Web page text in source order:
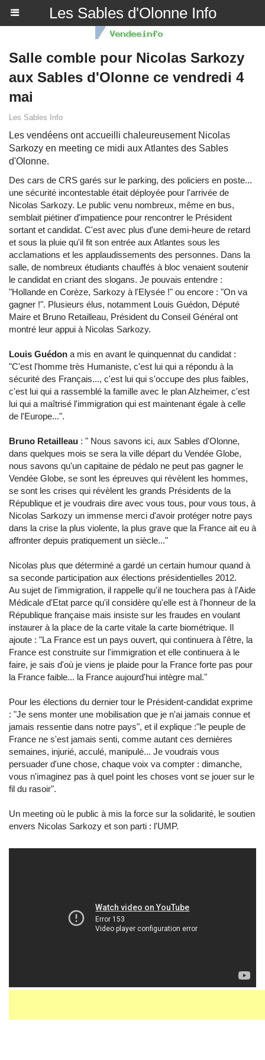
Les Sables d'Olonne Info
Salle comble pour Nicolas Sarkozy
aux Sables d'Olonne ce vendredi 4
mai
Les Sables Info
Les vendéens ont accueilli chaleureusement Nicolas
Sarkozy en meeting ce midi aux Atlantes des Sables
d'Olonne.
Des cars de CRS garés sur le parking, des policiers en poste...
une sécurité incontestable était déployée pour l'arrivée de
Nicolas Sarkozy. Le public venu nombreux, même en bus,
semblait piétiner d'impatience pour rencontrer le Président
sortant et candidat. C'est avec plus d'une demi-heure de retard
et sous la pluie qu'il fit son entrée aux Atlantes sous les
acclamations et les applaudissements des personnes. Dans la
salle, de nombreux étudiants chauffés à bloc venaient soutenir
le candidat en criant des slogans. Je pouvais entendre :
"Hollande en Corèze, Sarkozy à l'Elysée !" ou encore : "On va
gagner !". Plusieurs élus, notamment Louis Guédon, Député
Maire et Bruno Retailleau, Président du Conseil Général ont
montré leur appui à Nicolas Sarkozy.
Louis Guédon a mis en avant le quinquennat du candidat :
"C'est l'homme très Humaniste, c'est lui qui a répondu à la
sécurité des Français..., c'est lui qui s'occupe des plus faibles,
c'est lui qui a rassemblé la famille avec le plan Alzheimer, c'est
lui qui a maîtrisé l'immigration qui est maintenant égale à celle
de l'Europe...".
Bruno Retailleau : " Nous savons ici, aux Sables d'Olonne,
dans quelques mois se sera la ville départ du Vendée Globe,
nous savons qu'un capitaine de pédalo ne peut pas gagner le
Vendée Globe, se sont les épreuves qui révèlent les hommes,
se sont les crises qui révèlent les grands Présidents de la
République et je voudrais dire avec vous tous, pour vous tous, à
Nicolas Sarkozy un immense merci d'avoir protéger notre pays
dans la crise la plus violente, la plus grave que la France ait eu à
affronter depuis pratiquement un siècle..."
Nicolas plus que déterminé a gardé un certain humour quand à
sa seconde participation aux élections présidentielles 2012.
Au sujet de l'immigration, il rappelle qu'il ne touchera pas à l'Aide
Médicale d'Etat parce qu'il considère qu'elle est à l'honneur de la
République française mais insiste sur les fraudes en voulant
instaurer à la place de la carte vitale la carte biométrique. Il
ajoute : "La France est un pays ouvert, qui continuera à l'être, la
France est construite sur l'immigration et elle continuera à le
faire, je sais d'où je viens je plaide pour la France forte pas pour
la France faible... la France aujourd'hui intègre mal."
Pour les élections du dernier tour le Président-candidat exprime
: "Je sens monter une mobilisation que je n'ai jamais connue et
jamais ressentie dans notre pays", et il explique :"le peuple de
France ne s'est jamais senti, comme autant ces dernières
semaines, injurié, acculé, manipulé... Je voudrais vous
persuader d'une chose, chaque voix va compter : dimanche,
vous n'imaginez pas à quel point les choses vont se jouer sur le
fil du rasoir".
Un meeting où le public à mis la force sur la solidarité, le soutien
envers Nicolas Sarkozy et son parti : l'UMP.